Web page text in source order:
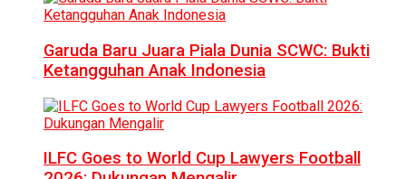
Garuda Baru Juara Piala Dunia SCWC: Bukti
Ketangguhan Anak Indonesia
ILFC Goes to World Cup Lawyers Football